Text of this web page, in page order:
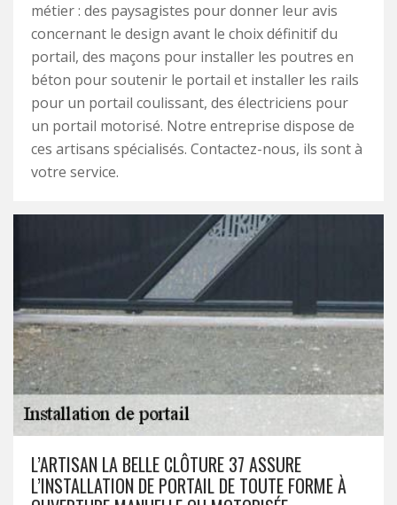
métier : des paysagistes pour donner leur avis
concernant le design avant le choix définitif du
portail, des maçons pour installer les poutres en
béton pour soutenir le portail et installer les rails
pour un portail coulissant, des électriciens pour
un portail motorisé. Notre entreprise dispose de
ces artisans spécialisés. Contactez-nous, ils sont à
votre service.
L’ARTISAN LA BELLE CLÔTURE 37 ASSURE
L’INSTALLATION DE PORTAIL DE TOUTE FORME À